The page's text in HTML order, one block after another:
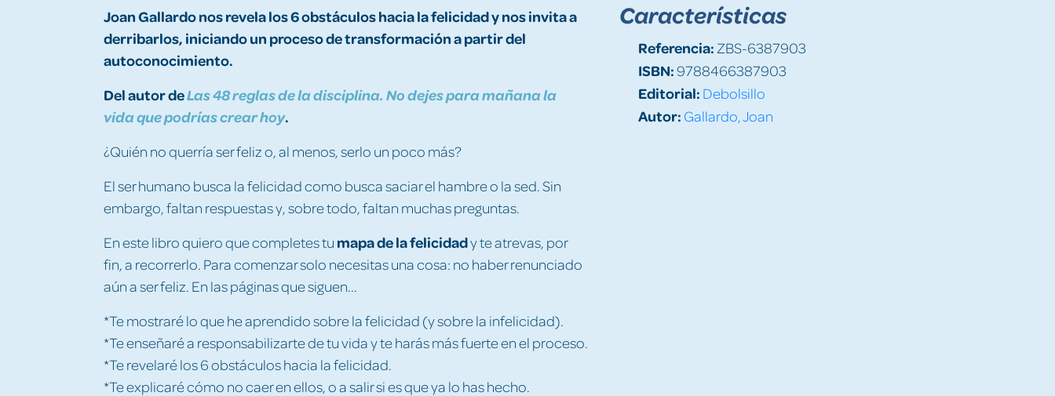
Joan Gallardo nos revela los6 obstáculoshacia la felicidad y nos invita a
derribarlos, iniciando un proceso de transformación a partir del
autoconocimiento.
Del autor deLas 48 reglas de la disciplina. No dejes para mañana la
vida que podrías crear hoy.
¿Quién no querría ser feliz o, al menos, serlo un poco más?
El ser humano busca la felicidad como busca saciar el hambre o la sed. Sin
embargo, faltan respuestas y, sobre todo, faltan muchas preguntas.
En este libro quiero que completes tu mapa de la felicidady te atrevas, por
fin, a recorrerlo. Para comenzar solo necesitas una cosa: no haber renunciado
aún a ser feliz. En las páginas que siguen...
*Te mostraré lo que he aprendido sobre la felicidad (y sobre la infelicidad).
*Te enseñaré a responsabilizarte de tu vida y te harás más fuerte en el proceso.
*Te revelaré los 6 obstáculos hacia la felicidad.
*Te explicaré cómo no caer en ellos, o a salir si es que ya lo has hecho.
Características
Referencia: ZBS-6387903
ISBN:9788466387903
Editorial: Debolsillo
Autor: Gallardo, Joan